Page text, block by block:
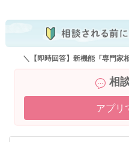
＼【即時回答】新機能「専門家
相
アプリ